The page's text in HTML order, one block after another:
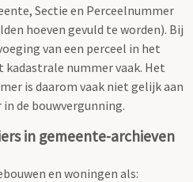
Sectie en Perceelnummer
hoeven gevuld te worden). Bij
van een perceel in het
kadastrale nummer vaak. Het
is daarom vaak niet gelijk aan
de bouwvergunning.
in gemeente-archieven
en woningen als: